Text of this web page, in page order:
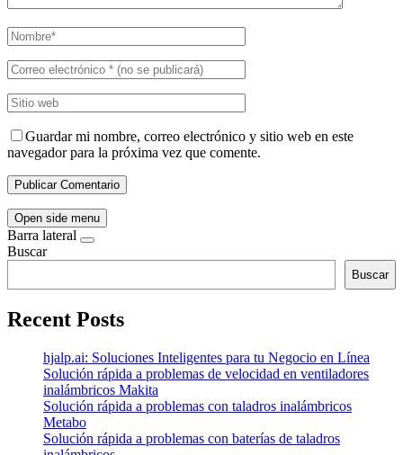
Guardar mi nombre, correo electrónico y sitio web en este
navegador para la próxima vez que comente.
Open side menu
Barra lateral
Buscar
Buscar
Recent Posts
hjalp.ai: Soluciones Inteligentes para tu Negocio en Línea
Solución rápida a problemas de velocidad en ventiladores
inalámbricos Makita
Solución rápida a problemas con taladros inalámbricos
Metabo
Solución rápida a problemas con baterías de taladros